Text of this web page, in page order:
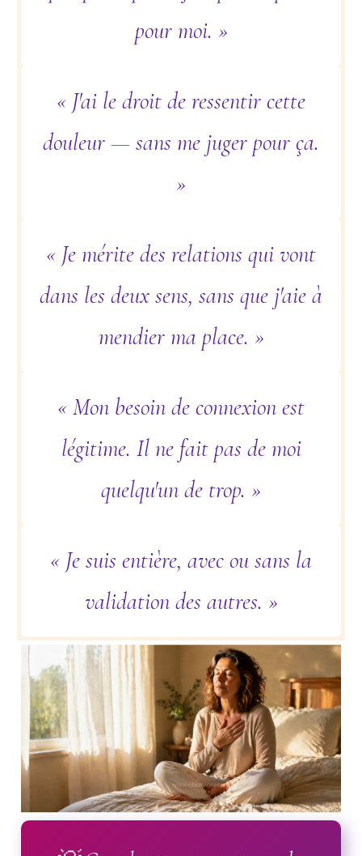
pour moi. »
« J'ai le droit de ressentir cette
douleur — sans me juger pour ça.
»
« Je mérite des relations qui vont
dans les deux sens, sans que j'aie à
mendier ma place. »
« Mon besoin de connexion est
légitime. Il ne fait pas de moi
quelqu'un de trop. »
« Je suis entière, avec ou sans la
validation des autres. »